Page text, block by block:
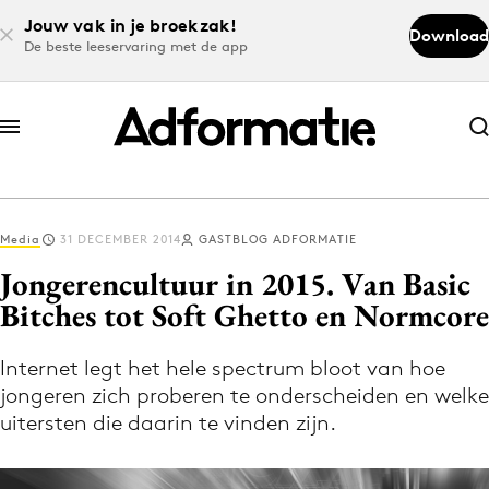
Jouw vak in je broekzak!
De beste leeservaring met de app
Download
Abonneer nu
Abonneer nu
Log in
Volg het laatste nieuws via de Adformatie
Nieuws app
Media 31 DECEMBER 2014 GASTBLOG ADFORMATIE
Jongerencultuur in 2015. Van Basic
Bitches tot Soft Ghetto en Normcore
Internet legt het hele spectrum bloot van hoe
jongeren zich proberen te onderscheiden en welke
uitersten die daarin te vinden zijn.